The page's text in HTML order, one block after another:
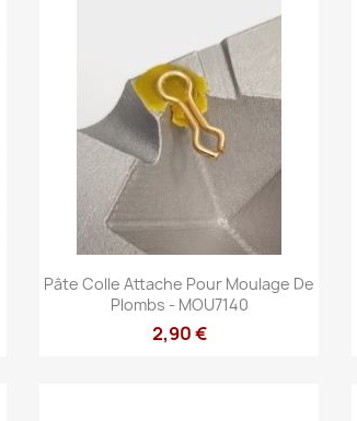
Aperçu rapide
Pâte Colle Attache Pour Moulage De
Plombs - MOU7140
2,90 €